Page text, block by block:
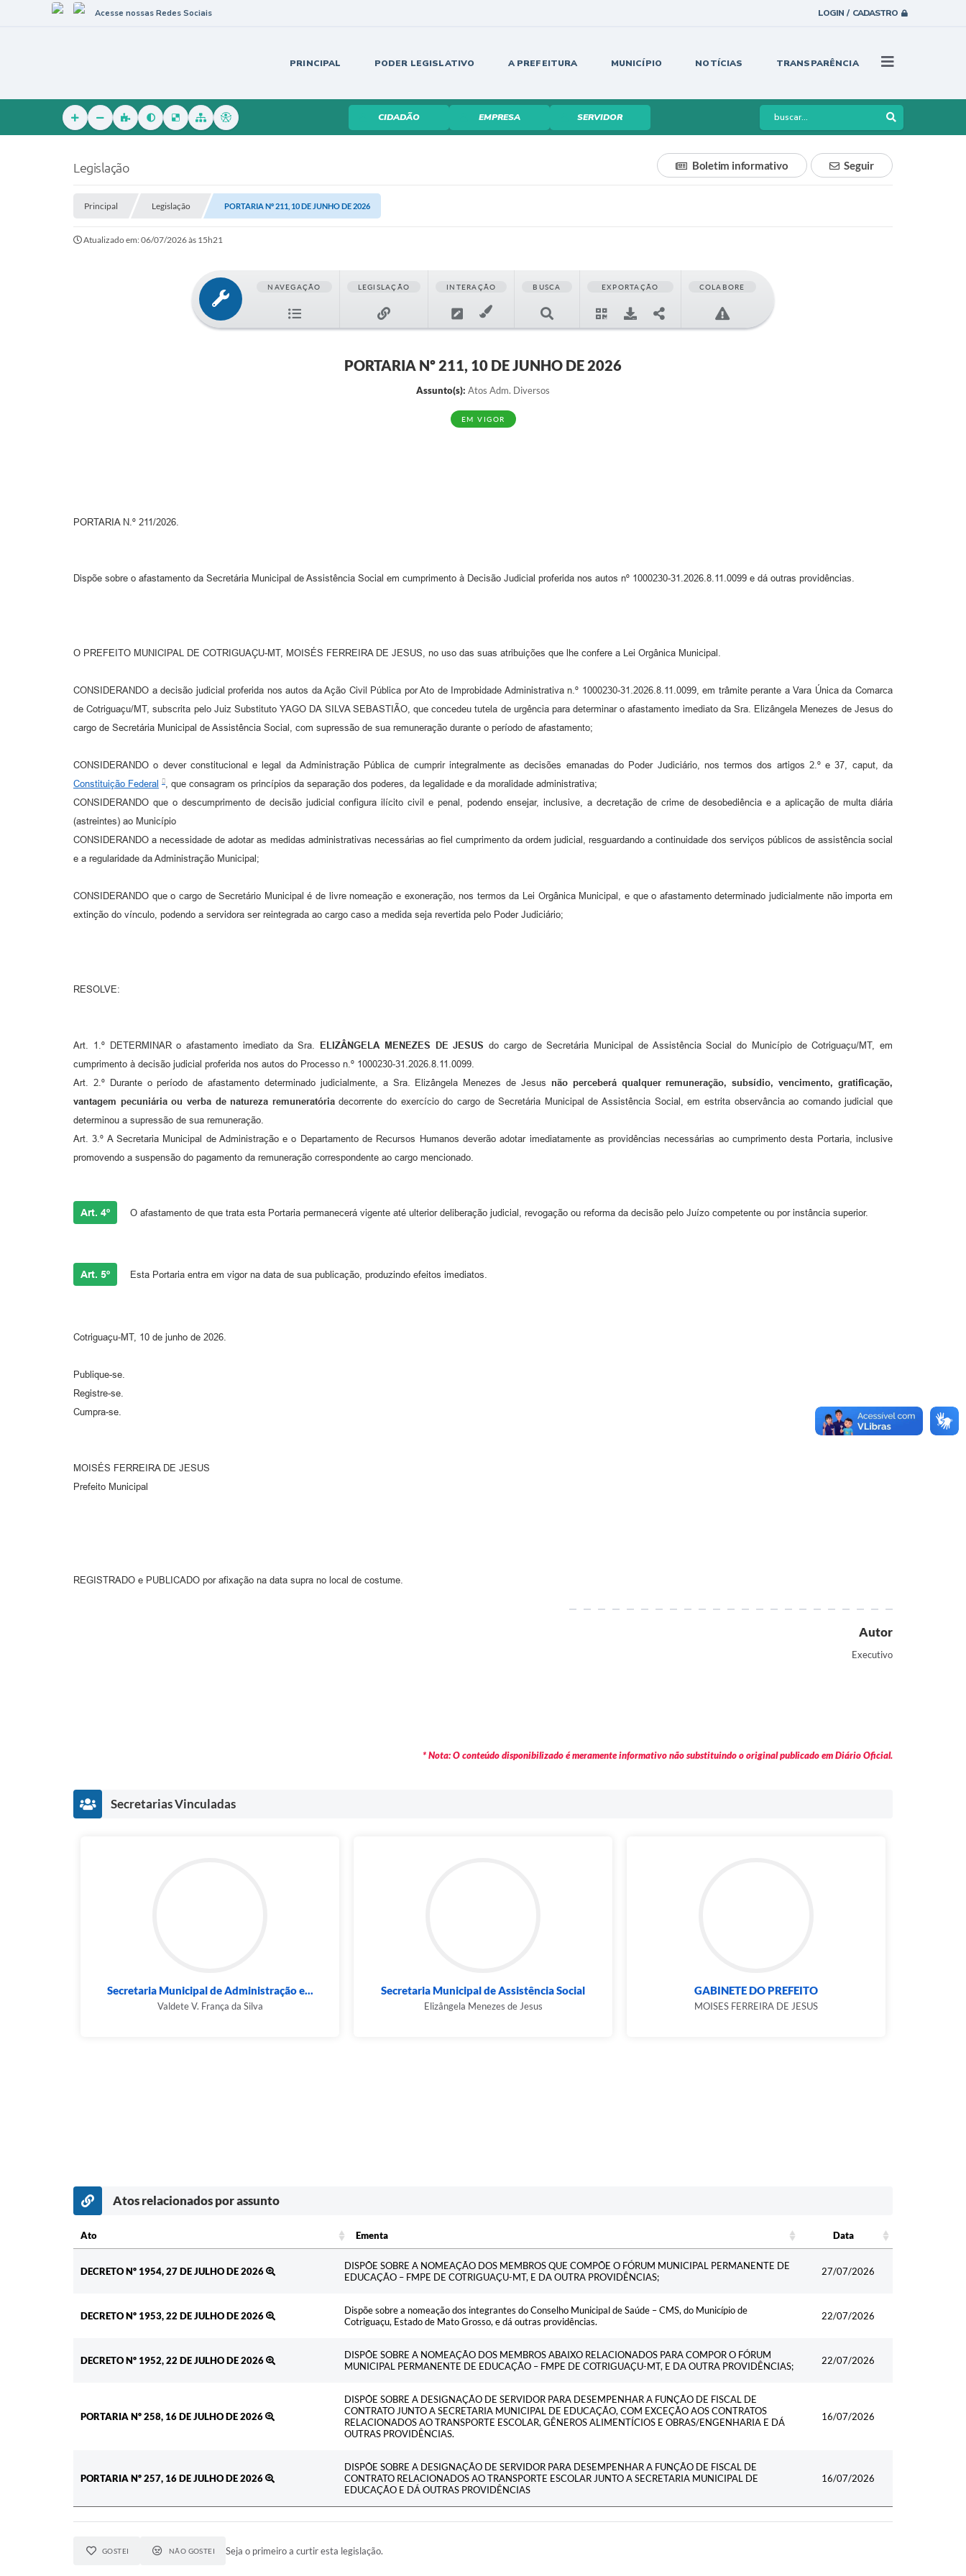
LOGIN / CADASTRO
Acesse nossas Redes Sociais
PRINCIPAL PODER LEGISLATIVO A PREFEITURA MUNICÍPIO NOTÍCIAS TRANSPARÊNCIA
CIDADÃO EMPRESA SERVIDOR
Legislação Seguir
Boletim informativo
Principal Legislação PORTARIA Nº 211, 10 DE JUNHO DE 2026
Atualizado em: 06/07/2026 às 15h21
NAVEGAÇÃO LEGISLAÇÃO INTERAÇÃO BUSCA EXPORTAÇÃO COLABORE
PORTARIA Nº 211, 10 DE JUNHO DE 2026
Assunto(s): Atos Adm. Diversos
EM VIGOR
PORTARIA N.º 211/2026.
Dispõe sobre o afastamento da Secretária Municipal de Assistência Social em cumprimento à Decisão Judicial proferida nos autos nº 1000230-31.2026.8.11.0099 e dá outras providências.
O PREFEITO MUNICIPAL DE COTRIGUAÇU-MT, MOISÉS FERREIRA DE JESUS, no uso das suas atribuições que lhe confere a Lei Orgânica Municipal.
CONSIDERANDO a decisão judicial proferida nos autos da Ação Civil Pública por Ato de Improbidade Administrativa n.º 1000230-31.2026.8.11.0099, em trâmite perante a Vara Única da Comarca
de Cotriguaçu/MT, subscrita pelo Juiz Substituto YAGO DA SILVA SEBASTIÃO, que concedeu tutela de urgência para determinar o afastamento imediato da Sra. Elizângela Menezes de Jesus do
cargo de Secretária Municipal de Assistência Social, com supressão de sua remuneração durante o período de afastamento;
CONSIDERANDO o dever constitucional e legal da Administração Pública de cumprir integralmente as decisões emanadas do Poder Judiciário, nos termos dos artigos 2.º e 37, caput, da
Constituição Federal
, que consagram os princípios da separação dos poderes, da legalidade e da moralidade administrativa;
CONSIDERANDO que o descumprimento de decisão judicial configura ilícito civil e penal, podendo ensejar, inclusive, a decretação de crime de desobediência e a aplicação de multa diária
(astreintes) ao Município
CONSIDERANDO a necessidade de adotar as medidas administrativas necessárias ao fiel cumprimento da ordem judicial, resguardando a continuidade dos serviços públicos de assistência social
e a regularidade da Administração Municipal;
CONSIDERANDO que o cargo de Secretário Municipal é de livre nomeação e exoneração, nos termos da Lei Orgânica Municipal, e que o afastamento determinado judicialmente não importa em
extinção do vínculo, podendo a servidora ser reintegrada ao cargo caso a medida seja revertida pelo Poder Judiciário;
RESOLVE:
Art. 1.º DETERMINAR o afastamento imediato da Sra. ELIZÂNGELA MENEZES DE JESUS do cargo de Secretária Municipal de Assistência Social do Município de Cotriguaçu/MT, em
cumprimento à decisão judicial proferida nos autos do Processo n.º 1000230-31.2026.8.11.0099.
Art. 2.º Durante o período de afastamento determinado judicialmente, a Sra. Elizângela Menezes de Jesus não perceberá qualquer remuneração, subsídio, vencimento, gratificação,
vantagem pecuniária ou verba de natureza remuneratóriadecorrente do exercício do cargo de Secretária Municipal de Assistência Social, em estrita observância ao comando judicial que
determinou a supressão de sua remuneração.
Art. 3.º A Secretaria Municipal de Administração e o Departamento de Recursos Humanos deverão adotar imediatamente as providências necessárias ao cumprimento desta Portaria, inclusive
promovendo a suspensão do pagamento da remuneração correspondente ao cargo mencionado.
Art. 4º O afastamento de que trata esta Portaria permanecerá vigente até ulterior deliberação judicial, revogação ou reforma da decisão pelo Juízo competente ou por instância superior.
Art. 5º Esta Portaria entra em vigor na data de sua publicação, produzindo efeitos imediatos.
Cotriguaçu-MT, 10 de junho de 2026.
Publique-se.
Registre-se.
Cumpra-se.
MOISÉS FERREIRA DE JESUS
Prefeito Municipal
REGISTRADO e PUBLICADO por afixação na data supra no local de costume.
Autor
Executivo
* Nota: O conteúdo disponibilizado é meramente informativo não substituindo o original publicado em Diário Oficial.
Secretarias Vinculadas
Secretaria Municipal de Administração e...
Valdete V. França da Silva
Secretaria Municipal de Assistência Social
Elizângela Menezes de Jesus
GABINETE DO PREFEITO
MOISES FERREIRA DE JESUS
Atos relacionados por assunto
Ato Ementa
Data
DECRETO Nº 1954, 27 DE JULHO DE 2026
DISPÕE SOBRE A NOMEAÇÃO DOS MEMBROS QUE COMPÕE O FÓRUM MUNICIPAL PERMANENTE DE
EDUCAÇÃO – FMPE DE COTRIGUAÇU-MT, E DA OUTRA PROVIDÊNCIAS;
27/07/2026
DECRETO Nº 1953, 22 DE JULHO DE 2026
Dispõe sobre a nomeação dos integrantes do Conselho Municipal de Saúde – CMS, do Município de
Cotriguaçu, Estado de Mato Grosso, e dá outras providências.
22/07/2026
DECRETO Nº 1952, 22 DE JULHO DE 2026
DISPÕE SOBRE A NOMEAÇÃO DOS MEMBROS ABAIXO RELACIONADOS PARA COMPOR O FÓRUM
MUNICIPAL PERMANENTE DE EDUCAÇÃO – FMPE DE COTRIGUAÇU-MT, E DA OUTRA PROVIDÊNCIAS;
22/07/2026
PORTARIA Nº 258, 16 DE JULHO DE 2026
DISPÕE SOBRE A DESIGNAÇÃO DE SERVIDOR PARA DESEMPENHAR A FUNÇÃO DE FISCAL DE
CONTRATO JUNTO A SECRETARIA MUNICIPAL DE EDUCAÇÃO, COM EXCEÇÃO AOS CONTRATOS
RELACIONADOS AO TRANSPORTE ESCOLAR, GÊNEROS ALIMENTÍCIOS E OBRAS/ENGENHARIA E DÁ
OUTRAS PROVIDÊNCIAS.
16/07/2026
PORTARIA Nº 257, 16 DE JULHO DE 2026
DISPÕE SOBRE A DESIGNAÇÃO DE SERVIDOR PARA DESEMPENHAR A FUNÇÃO DE FISCAL DE
CONTRATO RELACIONADOS AO TRANSPORTE ESCOLAR JUNTO A SECRETARIA MUNICIPAL DE
EDUCAÇÃO E DÁ OUTRAS PROVIDÊNCIAS
16/07/2026
GOSTEI NÃO GOSTEI Seja o primeiro a curtir esta legislação.